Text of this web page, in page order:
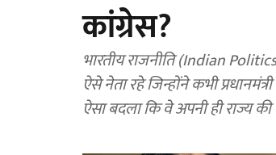
कांग्रेस?
भारतीय राजनीति (Indian
ऐसे नेता रहे जिन्होंने कभी
ऐसा बदला कि वे अपनी ही राज्य की